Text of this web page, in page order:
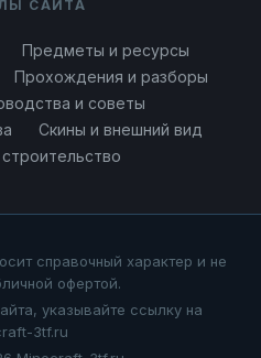
САЙТА
Предметы и ресурсы
Прохождения и разборы
и советы
Скины и внешний вид
справочный характер и не
офертой.
указывайте ссылку на
3tf.ru